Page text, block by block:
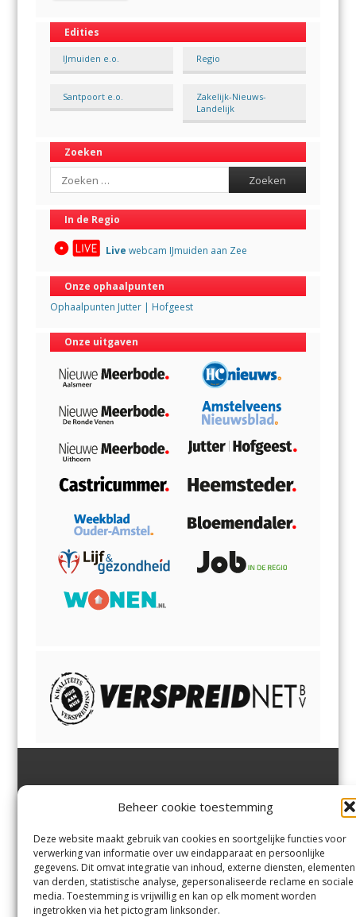
Beheer cookie toestemming
Deze website maakt gebruik van cookies en soortgelijke functies voor
verwerking van informatie over uw eindapparaat en persoonlijke
gegevens. Dit omvat integratie van inhoud, externe diensten, elementen
van derden, statistische analyse, gepersonaliseerde reclame en sociale
media. Toestemming is vrijwillig en kan op elk moment worden
ingetrokken via het pictogram linksonder.
Edities
IJmuiden e.o. Regio
Santpoort e.o.
Zakelijk-Nieuws-
Landelijk
Zoeken
Search
In de Regio
Live webcam IJmuiden aan Zee
Onze ophaalpunten
Ophaalpunten Jutter | Hofgeest
Onze uitgaven
Margadantstraat 34
0255-533900
info@jutter.nlofinfo@hofgee
st.nl
Velserbroek,Velsen-Zuid,
Zuid,Driehuisen
Spaarnwoude.
Contact